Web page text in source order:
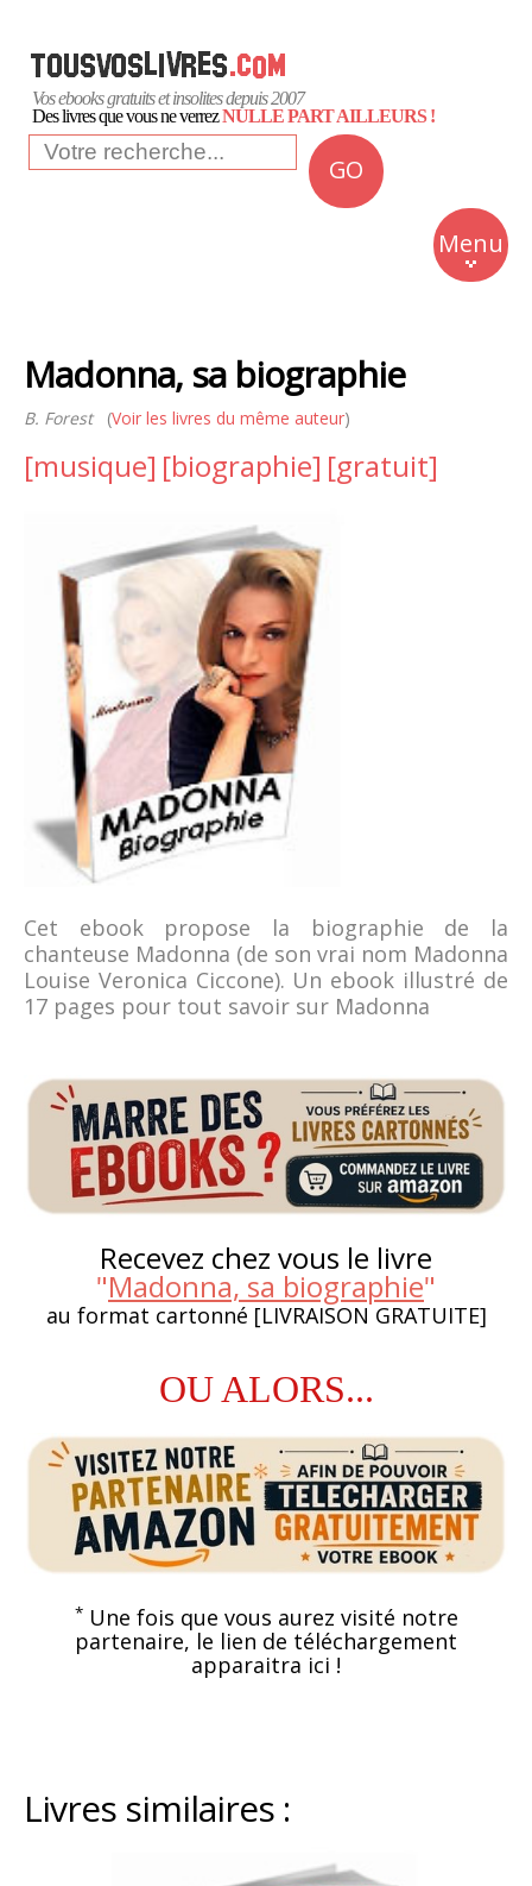
Vos ebooks gratuits et insolites depuis 2007
Des livres que vous ne verrezNULLE PART AILLEURS !
GO
Menu
Insolite
Business
Culture
Madonna, sa biographie
B. Forest(Voir les livres du même auteur)
[musique] [biographie] [gratuit]
Cet ebook propose la biographie de la
chanteuse Madonna (de son vrai nom Madonna
Louise Veronica Ciccone). Un ebook illustré de
17 pages pour tout savoir sur Madonna
Recevez chez vous le livre
"Madonna, sa biographie"
au format cartonné [LIVRAISON GRATUITE]
OU ALORS...
*Une fois que vous aurez visité notre
partenaire, le lien de téléchargement
apparaitra ici !
Livres similaires :